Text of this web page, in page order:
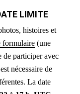
LIMITE
histoires et
formulaire(une
de participer avec
nécessaire de
La date